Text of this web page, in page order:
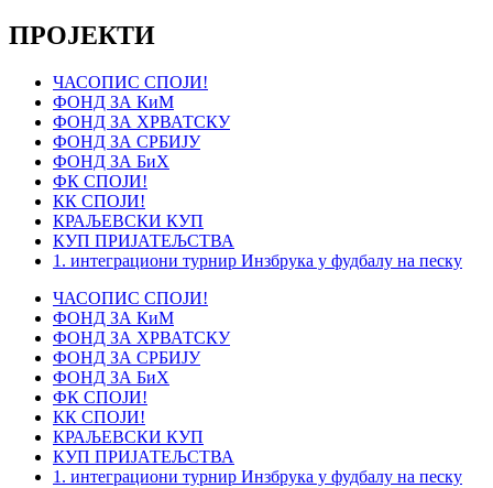
ПРОЈЕКТИ
ЧАСОПИС СПОЈИ!
ФОНД ЗА КиМ
ФОНД ЗА ХРВАТСКУ
ФОНД ЗА СРБИЈУ
ФОНД ЗА БиХ
ФК СПОЈИ!
КК СПОЈИ!
КРАЉЕВСКИ КУП
КУП ПРИЈАТЕЉСТВА
1. интеграциони турнир Инзбрука у фудбалу на песку
ЧАСОПИС СПОЈИ!
ФОНД ЗА КиМ
ФОНД ЗА ХРВАТСКУ
ФОНД ЗА СРБИЈУ
ФОНД ЗА БиХ
ФК СПОЈИ!
КК СПОЈИ!
КРАЉЕВСКИ КУП
КУП ПРИЈАТЕЉСТВА
1. интеграциони турнир Инзбрука у фудбалу на песку